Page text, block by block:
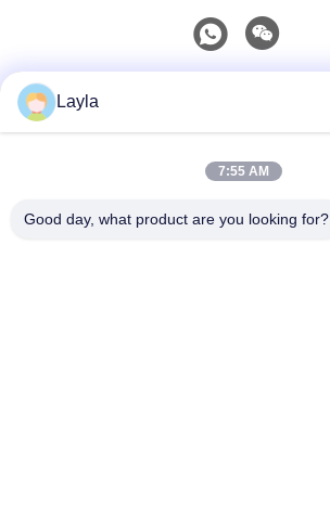
0086-18688885859
Layla
7:55 AM
Good day, what product are you looking for?